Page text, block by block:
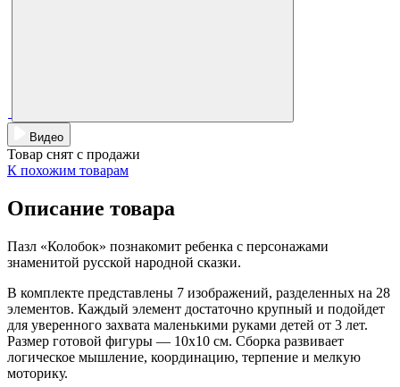
Видео
Товар снят с продажи
К похожим товарам
Описание товара
Пазл «Колобок» познакомит ребенка с персонажами
знаменитой русской народной сказки.
В комплекте представлены 7 изображений, разделенных на 28
элементов. Каждый элемент достаточно крупный и подойдет
для уверенного захвата маленькими руками детей от 3 лет.
Размер готовой фигуры — 10x10 см. Сборка развивает
логическое мышление, координацию, терпение и мелкую
моторику.